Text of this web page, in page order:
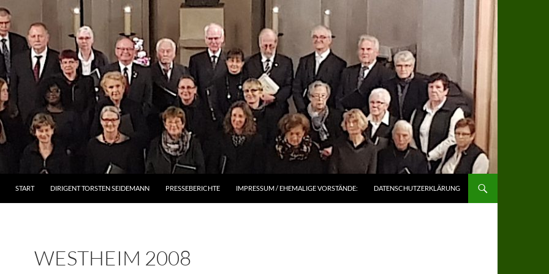
START DIRIGENT TORSTEN SEIDEMANN PRESSEBERICHTE IMPRESSUM / EHEMALIGE VORSTÄNDE: DATENSCHUTZERKLÄRUNG
WESTHEIM 2008